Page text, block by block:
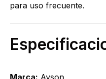
para uso frecuente.
Marca: Ayson